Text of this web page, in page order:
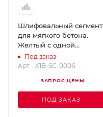
Шлифовальный сегмент
для мягкого бетона.
Желтый с одной
кнопкой - Grit 6
SUPERABRASIVE X1B-SC-
Под заказ
Арт. : X1B-SC-0006
ЗАПРОС ЦЕНЫ
ПОД ЗАКАЗ